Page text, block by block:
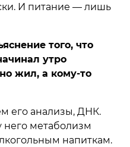
И питание — лишь
того, что
утро
жил, а кому-то
его анализы, ДНК.
него метаболизм
напиткам.